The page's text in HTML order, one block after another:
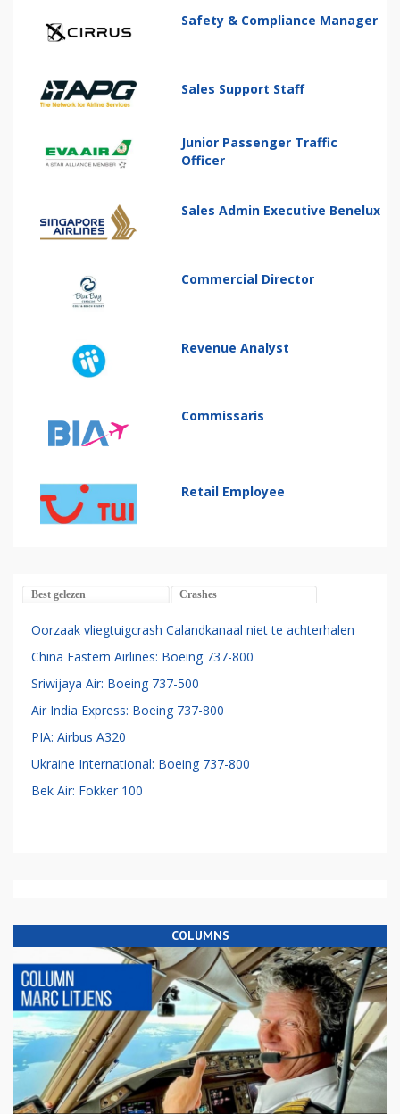
Safety & Compliance Manager
Sales Support Staff
Junior Passenger Traffic
Officer
Sales Admin Executive Benelux
Commercial Director
Revenue Analyst
Commissaris
Retail Employee
Best gelezen Crashes
Oorzaak vliegtuigcrash Calandkanaal niet te achterhalen
China Eastern Airlines: Boeing 737-800
Sriwijaya Air: Boeing 737-500
Air India Express: Boeing 737-800
PIA: Airbus A320
Ukraine International: Boeing 737-800
Bek Air: Fokker 100
COLUMNS